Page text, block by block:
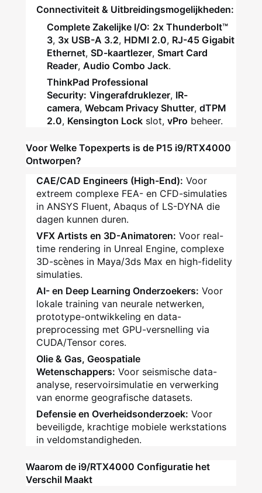
Connectiviteit & Uitbreidingsmogelijkheden:
Complete Zakelijke I/O: 2x Thunderbolt™
3, 3x USB-A 3.2, HDMI 2.0, RJ-45 Gigabit
Ethernet, SD-kaartlezer, Smart Card
Reader, Audio Combo Jack.
ThinkPad Professional
Security: Vingerafdruklezer, IR-
camera, Webcam Privacy Shutter, dTPM
2.0, Kensington Lock slot, vPro beheer.
Voor Welke Topexperts is de P15 i9/RTX4000
Ontworpen?
CAE/CAD Engineers (High-End): Voor
extreem complexe FEA- en CFD-simulaties
in ANSYS Fluent, Abaqus of LS-DYNA die
dagen kunnen duren.
VFX Artists en 3D-Animatoren: Voor real-
time rendering in Unreal Engine, complexe
3D-scènes in Maya/3ds Max en high-fidelity
simulaties.
AI- en Deep Learning Onderzoekers: Voor
lokale training van neurale netwerken,
prototype-ontwikkeling en data-
preprocessing met GPU-versnelling via
CUDA/Tensor cores.
Olie & Gas, Geospatiale
Wetenschappers: Voor seismische data-
analyse, reservoirsimulatie en verwerking
van enorme geografische datasets.
Defensie en Overheidsonderzoek: Voor
beveiligde, krachtige mobiele werkstations
in veldomstandigheden.
Waarom de i9/RTX4000 Configuratie het
Verschil Maakt